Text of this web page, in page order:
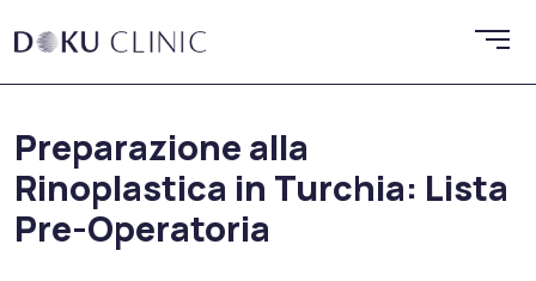
Preparazione alla
Rinoplastica in Turchia: Lista
Pre-Operatoria